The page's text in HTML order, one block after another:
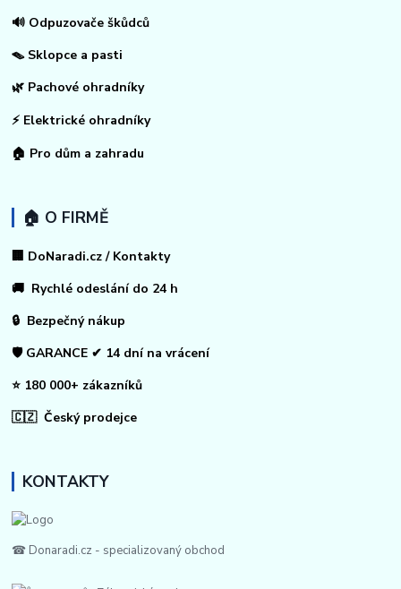
🔊 Odpuzovače škůdců
🪤 Sklopce a pasti
🌿 Pachové ohradníky
⚡ Elektrické ohradníky
🏠 Pro dům a zahradu
🏠 O FIRMĚ
🏢 DoNaradi.cz / Kontakty
🚚 Rychlé odeslání do 24 h
🔒 Bezpečný nákup
🛡️ GARANCE ✔ 14 dní na vrácení
⭐ 180 000+ zákazníků
🇨🇿 Český prodejce
KONTAKTY
☎ Donaradi.cz - specializovaný obchod